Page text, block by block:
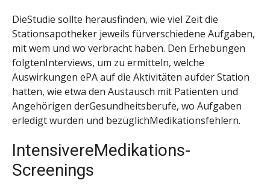
DieStudie sollte herausfinden, wie viel Zeit die
Stationsapotheker jeweils fürverschiedene Aufgaben,
mit wem und wo verbracht haben. Den Erhebungen
folgtenInterviews, um zu ermitteln, welche
Auswirkungen ePA auf die Aktivitäten aufder Station
hatten, wie etwa den Austausch mit Patienten und
Angehörigen derGesundheitsberufe, wo Aufgaben
erledigt wurden und bezüglichMedikationsfehlern.
IntensivereMedikations-
Screenings